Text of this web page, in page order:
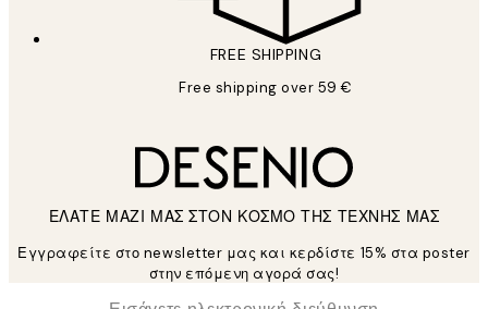
FREE SHIPPING
Free shipping over 59 €
ΕΛΑΤΕ ΜΑΖΙ ΜΑΣ ΣΤΟΝ ΚΟΣΜΟ ΤΗΣ ΤΕΧΝΗΣ ΜΑΣ
Εγγραφείτε στο newsletter μας και κερδίστε 15% στα poster
στην επόμενη αγορά σας!
Ηλεκτρονική Διεύθυνση